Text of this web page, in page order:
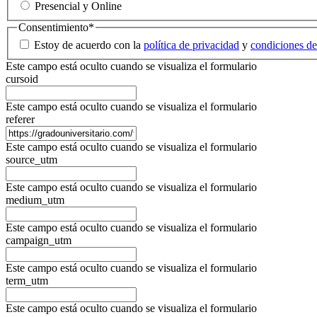
Presencial y Online
Consentimiento*
Estoy de acuerdo con la política de privacidad y condiciones
Este campo está oculto cuando se visualiza el formulario
cursoid
Este campo está oculto cuando se visualiza el formulario
referer
Este campo está oculto cuando se visualiza el formulario
source_utm
Este campo está oculto cuando se visualiza el formulario
medium_utm
Este campo está oculto cuando se visualiza el formulario
campaign_utm
Este campo está oculto cuando se visualiza el formulario
term_utm
Este campo está oculto cuando se visualiza el formulario